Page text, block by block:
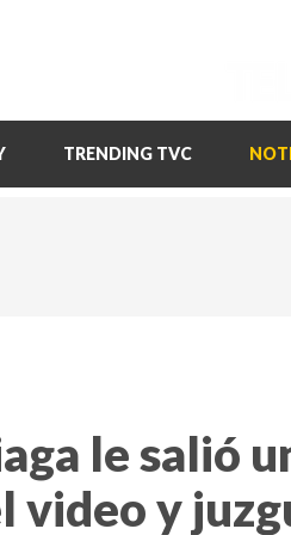
TRENDING TVC
le salió
video y